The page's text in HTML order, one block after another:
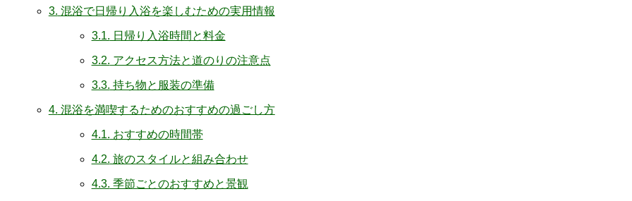
3. 混浴で日帰り入浴を楽しむための実用情報
3.1. 日帰り入浴時間と料金
3.2. アクセス方法と道のりの注意点
3.3. 持ち物と服装の準備
4. 混浴を満喫するためのおすすめの過ごし方
4.1. おすすめの時間帯
4.2. 旅のスタイルと組み合わせ
4.3. 季節ごとのおすすめと景観